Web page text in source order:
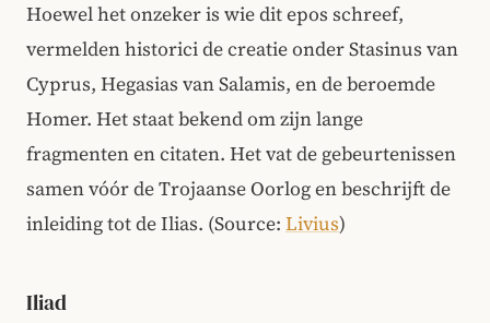
Hoewel het onzeker is wie dit epos schreef,
vermelden historici de creatie onder Stasinus van
Cyprus, Hegasias van Salamis, en de beroemde
Homer. Het staat bekend om zijn lange
fragmenten en citaten. Het vat de gebeurtenissen
samen vóór de Trojaanse Oorlog en beschrijft de
inleiding tot de Ilias. (Source: Livius)
Iliad